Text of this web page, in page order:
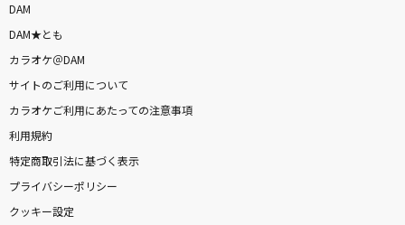
DAM
DAM★とも
カラオケ＠DAM
サイトのご利用について
カラオケご利用にあたっての注意事項
利用規約
特定商取引法に基づく表示
プライバシーポリシー
クッキー設定